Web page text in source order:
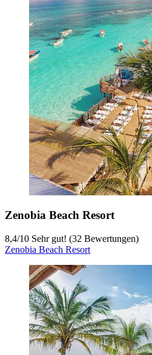
Zenobia Beach Resort
8,4/10 Sehr gut! (32 Bewertungen)
Zenobia Beach Resort